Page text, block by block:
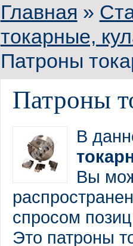
Главная »
токарные,
Патроны
Патроны
В
Вы
спросом
Это патроны